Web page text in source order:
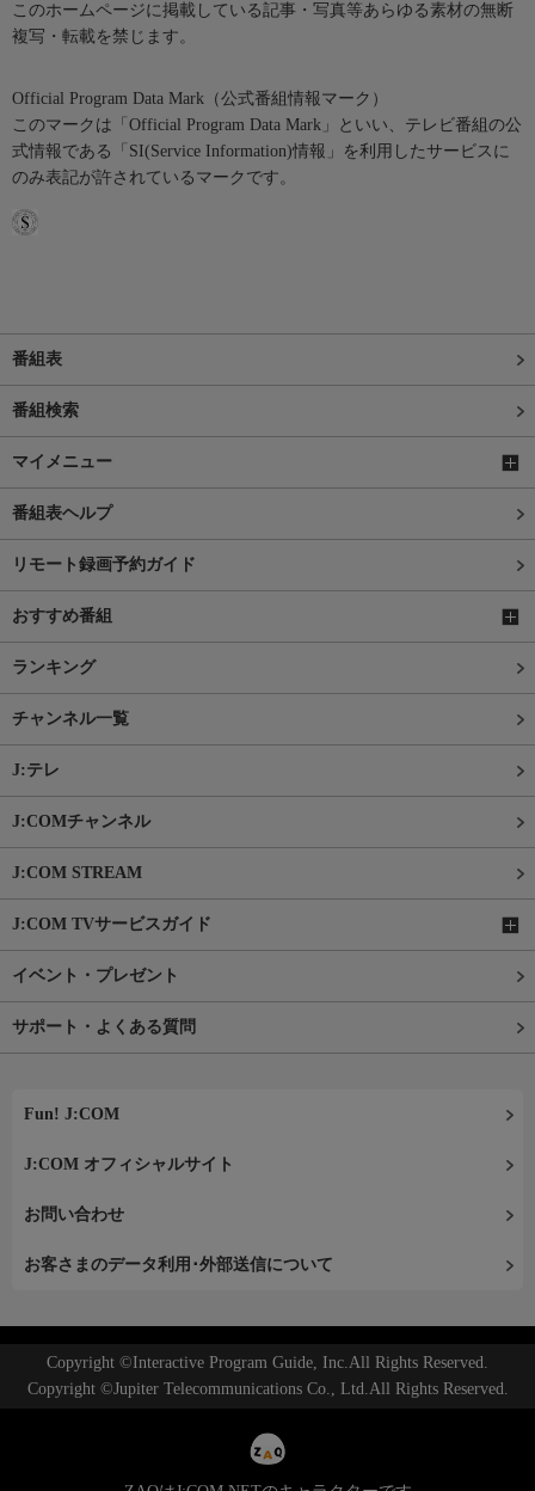
このホームページに掲載している記事・写真等あらゆる素材の無断
複写・転載を禁じます。
Official Program Data Mark（公式番組情報マーク）
このマークは「Official Program Data Mark」といい、テレビ番組の公
式情報である「SI(Service Information)情報」を利用したサービスに
のみ表記が許されているマークです。
番組表
番組検索
マイメニュー
番組表ヘルプ
リモート録画予約ガイド
おすすめ番組
ランキング
チャンネル一覧
J:テレ
J:COMチャンネル
J:COM STREAM
J:COM TVサービスガイド
イベント・プレゼント
サポート・よくある質問
Fun! J:COM
J:COM オフィシャルサイト
お問い合わせ
お客さまのデータ利用･外部送信について
Copyright ©Interactive Program Guide, Inc.All Rights Reserved.
Copyright ©Jupiter Telecommunications Co., Ltd.All Rights Reserved.